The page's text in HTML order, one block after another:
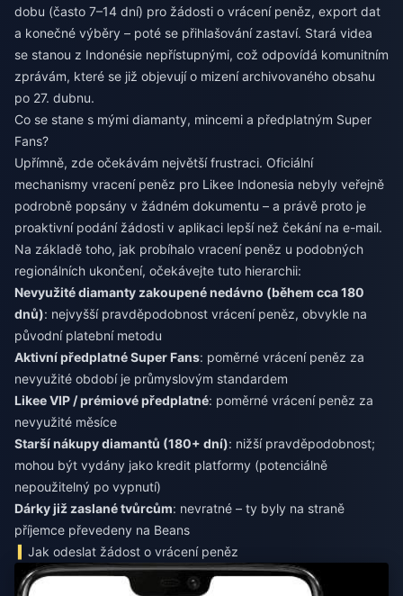
dobu (často 7–14 dní) pro žádosti o vrácení peněz, export dat
a konečné výběry – poté se přihlašování zastaví. Stará videa
se stanou z Indonésie nepřístupnými, což odpovídá komunitním
zprávám, které se již objevují o mizení archivovaného obsahu
po 27. dubnu.
Co se stane s mými diamanty, mincemi a předplatným Super
Fans?
Upřímně, zde očekávám největší frustraci. Oficiální
mechanismy vracení peněz pro Likee Indonesia nebyly veřejně
podrobně popsány v žádném dokumentu – a právě proto je
proaktivní podání žádosti v aplikaci lepší než čekání na e-mail.
Na základě toho, jak probíhalo vracení peněz u podobných
regionálních ukončení, očekávejte tuto hierarchii:
Nevyužité diamanty zakoupené nedávno (během cca 180
dnů): nejvyšší pravděpodobnost vrácení peněz, obvykle na
původní platební metodu
Aktivní předplatné Super Fans: poměrné vrácení peněz za
nevyužité období je průmyslovým standardem
Likee VIP / prémiové předplatné: poměrné vrácení peněz za
nevyužité měsíce
Starší nákupy diamantů (180+ dní): nižší pravděpodobnost;
mohou být vydány jako kredit platformy (potenciálně
nepoužitelný po vypnutí)
Dárky již zaslané tvůrcům: nevratné – ty byly na straně
příjemce převedeny na Beans
Jak odeslat žádost o vrácení peněz